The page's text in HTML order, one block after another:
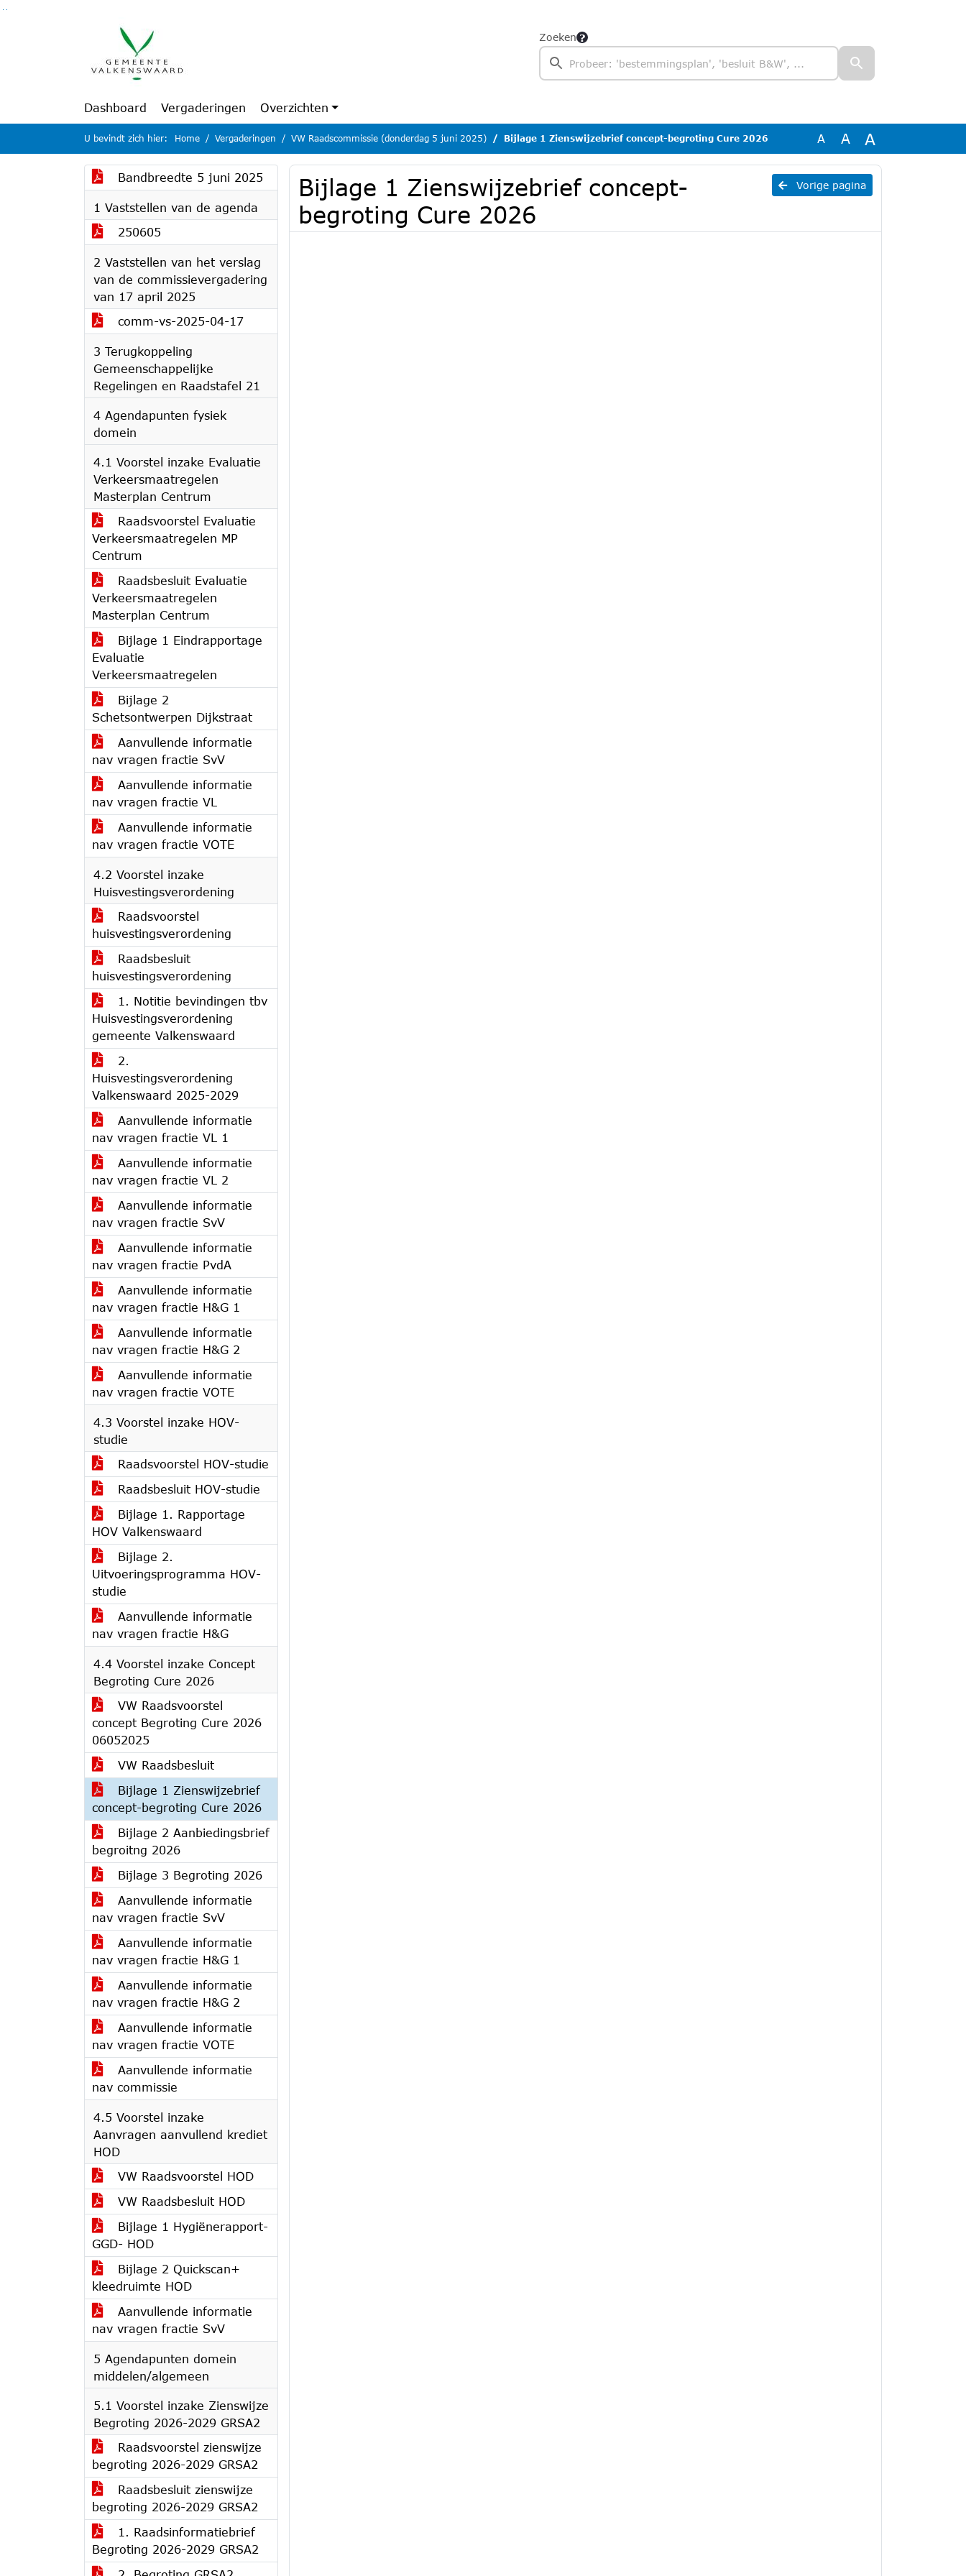
Zoeken
Dashboard Vergaderingen Overzichten
U bevindt zich hier: Home Vergaderingen VW Raadscommissie (donderdag 5 juni 2025) Bijlage 1 Zienswijzebrief concept-begroting Cure 2026 A A A
Bandbreedte 5 juni 2025
1 Vaststellen van de agenda
250605
2 Vaststellen van het verslag
van de commissievergadering
van 17 april 2025
comm-vs-2025-04-17
3 Terugkoppeling
Gemeenschappelijke
Regelingen en Raadstafel 21
4 Agendapunten fysiek
domein
4.1 Voorstel inzake Evaluatie
Verkeersmaatregelen
Masterplan Centrum
Raadsvoorstel Evaluatie
Verkeersmaatregelen MP
Centrum
Raadsbesluit Evaluatie
Verkeersmaatregelen
Masterplan Centrum
Bijlage 1 Eindrapportage
Evaluatie
Verkeersmaatregelen
Bijlage 2
Schetsontwerpen Dijkstraat
Aanvullende informatie
nav vragen fractie SvV
Aanvullende informatie
nav vragen fractie VL
Aanvullende informatie
nav vragen fractie VOTE
4.2 Voorstel inzake
Huisvestingsverordening
Raadsvoorstel
huisvestingsverordening
Raadsbesluit
huisvestingsverordening
1. Notitie bevindingen tbv
Huisvestingsverordening
gemeente Valkenswaard
2.
Huisvestingsverordening
Valkenswaard 2025-2029
Aanvullende informatie
nav vragen fractie VL 1
Aanvullende informatie
nav vragen fractie VL 2
Aanvullende informatie
nav vragen fractie SvV
Aanvullende informatie
nav vragen fractie PvdA
Aanvullende informatie
nav vragen fractie H&G 1
Aanvullende informatie
nav vragen fractie H&G 2
Aanvullende informatie
nav vragen fractie VOTE
4.3 Voorstel inzake HOV-
studie
Raadsvoorstel HOV-studie
Raadsbesluit HOV-studie
Bijlage 1. Rapportage
HOV Valkenswaard
Bijlage 2.
Uitvoeringsprogramma HOV-
studie
Aanvullende informatie
nav vragen fractie H&G
4.4 Voorstel inzake Concept
Begroting Cure 2026
VW Raadsvoorstel
concept Begroting Cure 2026
06052025
VW Raadsbesluit
Bijlage 1 Zienswijzebrief
concept-begroting Cure 2026
Bijlage 2 Aanbiedingsbrief
begroitng 2026
Bijlage 3 Begroting 2026
Aanvullende informatie
nav vragen fractie SvV
Aanvullende informatie
nav vragen fractie H&G 1
Aanvullende informatie
nav vragen fractie H&G 2
Aanvullende informatie
nav vragen fractie VOTE
Aanvullende informatie
nav commissie
4.5 Voorstel inzake
Aanvragen aanvullend krediet
HOD
VW Raadsvoorstel HOD
VW Raadsbesluit HOD
Bijlage 1 Hygiënerapport-
GGD- HOD
Bijlage 2 Quickscan+
kleedruimte HOD
Aanvullende informatie
nav vragen fractie SvV
5 Agendapunten domein
middelen/algemeen
5.1 Voorstel inzake Zienswijze
Begroting 2026-2029 GRSA2
Raadsvoorstel zienswijze
begroting 2026-2029 GRSA2
Raadsbesluit zienswijze
begroting 2026-2029 GRSA2
1. Raadsinformatiebrief
Begroting 2026-2029 GRSA2
Vorige pagina
Bijlage 1 Zienswijzebrief concept-
begroting Cure 2026